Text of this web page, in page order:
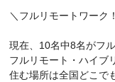
＼フルリモートワーク
現在、10名中8名がフ
フルリモート・ハイブ
住む場所は全国どこで